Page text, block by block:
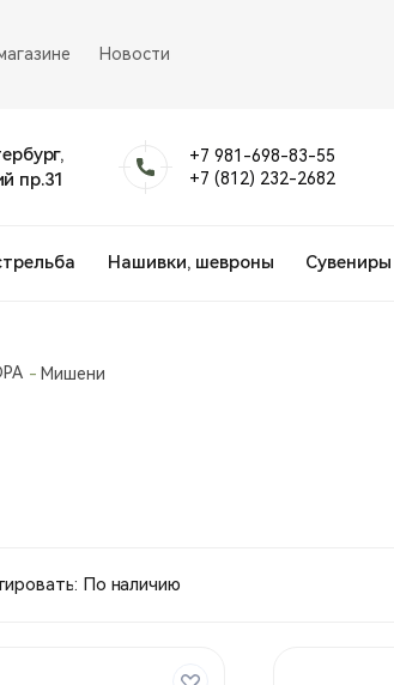
Новости
пр.31
+7 981-698-83-55
+7 (812) 232-2682
Нашивки, шевроны Сувениры
Мишени
По наличию